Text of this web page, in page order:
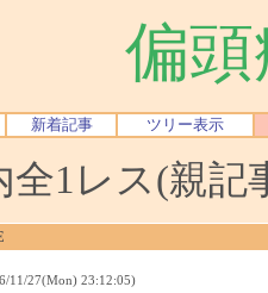
偏
新着記事 ツリー表示
全1レス(親
11/27(Mon) 23:12:05)